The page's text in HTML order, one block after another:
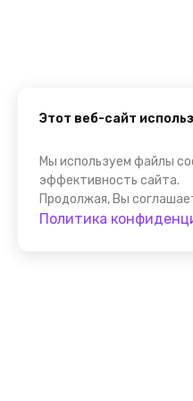
Этот веб-сайт
Мы используем файлы
эффективность сайта.
Продолжая, Вы
Политика